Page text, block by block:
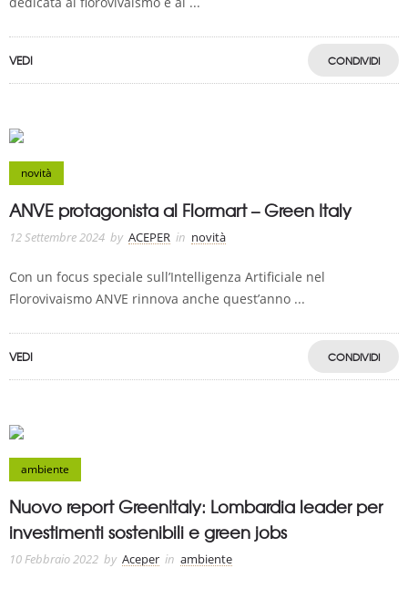
VEDI CONDIVIDI
novità
ANVE protagonista al Flormart – Green Italy
12 Settembre 2024 by ACEPER in novità
Con un focus speciale sull’Intelligenza Artificiale nel
Florovivaismo ANVE rinnova anche quest’anno ...
VEDI CONDIVIDI
ambiente
Nuovo report GreenItaly: Lombardia leader per
investimenti sostenibili e green jobs
10 Febbraio 2022 by Aceper in ambiente